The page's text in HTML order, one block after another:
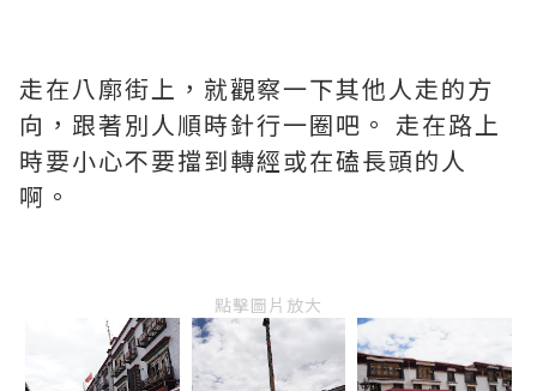
走在八廓街上，就觀察一下其他人走的方
向，跟著別人順時針行一圈吧。 走在路上
時要小心不要擋到轉經或在磕長頭的人
啊。
點擊圖片放大